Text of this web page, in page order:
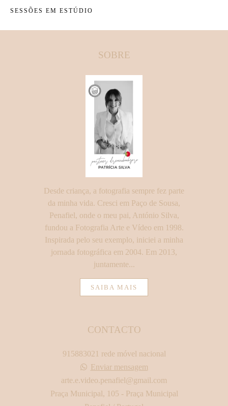
SESSÕES EM ESTÚDIO
SOBRE
Desde criança, a fotografia sempre fez parte
da minha vida. Cresci em Paço de Sousa,
Penafiel, onde o meu pai, António Silva,
fundou a Fotografia Arte e Vídeo em 1998.
Inspirada pelo seu exemplo, iniciei a minha
jornada fotográfica em 2004. Em 2013,
juntamente...
SAIBA MAIS
CONTACTO
915883021 rede móvel nacional
Enviar mensagem
arte.e.video.penafiel@gmail.com
Praça Municipal, 105 - Praça Municipal